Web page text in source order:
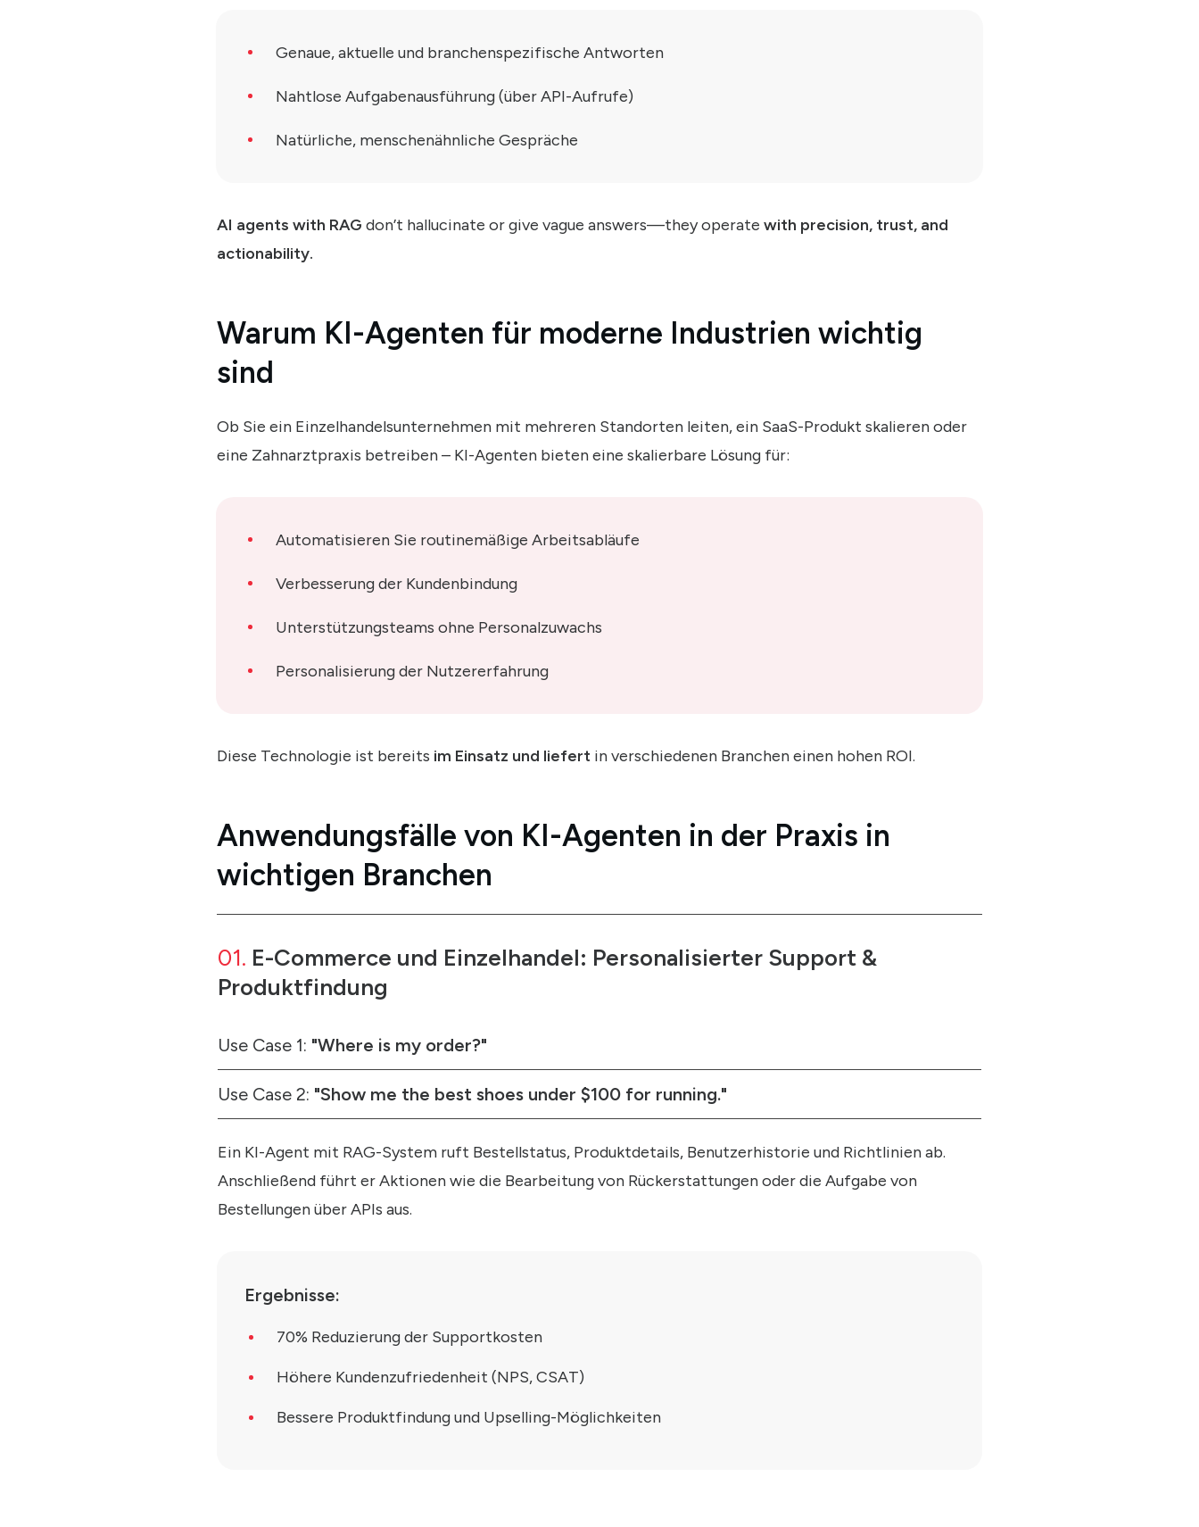
Genaue, aktuelle und branchenspezifische Antworten
Nahtlose Aufgabenausführung (über API-Aufrufe)
Natürliche, menschenähnliche Gespräche
AI agents with RAG don’t hallucinate or give vague answers—they operate with precision, trust, and
actionability.
Warum KI-Agenten für moderne Industrien wichtig
sind
Ob Sie ein Einzelhandelsunternehmen mit mehreren Standorten leiten, ein SaaS-Produkt skalieren oder
eine Zahnarztpraxis betreiben – KI-Agenten bieten eine skalierbare Lösung für:
Automatisieren Sie routinemäßige Arbeitsabläufe
Verbesserung der Kundenbindung
Unterstützungsteams ohne Personalzuwachs
Personalisierung der Nutzererfahrung
Diese Technologie ist bereits im Einsatz und liefert in verschiedenen Branchen einen hohen ROI.
Anwendungsfälle von KI-Agenten in der Praxis in
wichtigen Branchen
01. E-Commerce und Einzelhandel: Personalisierter Support &
Produktfindung
Use Case 1: "Where is my order?"
Use Case 2: "Show me the best shoes under $100 for running."
Ein KI-Agent mit RAG-System ruft Bestellstatus, Produktdetails, Benutzerhistorie und Richtlinien ab.
Anschließend führt er Aktionen wie die Bearbeitung von Rückerstattungen oder die Aufgabe von
Bestellungen über APIs aus.
Ergebnisse:
70% Reduzierung der Supportkosten
Höhere Kundenzufriedenheit (NPS, CSAT)
Bessere Produktfindung und Upselling-Möglichkeiten